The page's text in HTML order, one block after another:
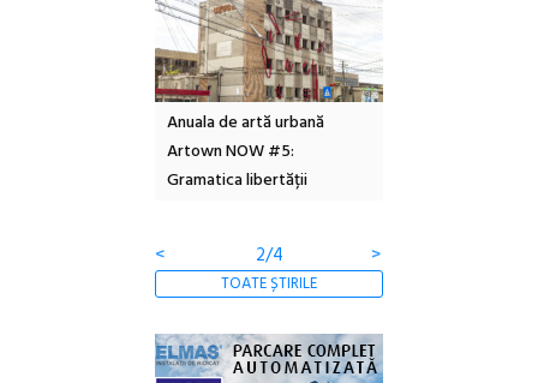
Anuala de artă urbană
Artown NOW #5:
Gramatica libertății
< 2/4 >
TOATE ȘTIRILE